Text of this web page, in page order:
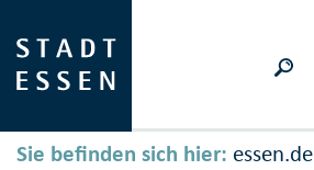
Sie befinden sich hier: essen.de